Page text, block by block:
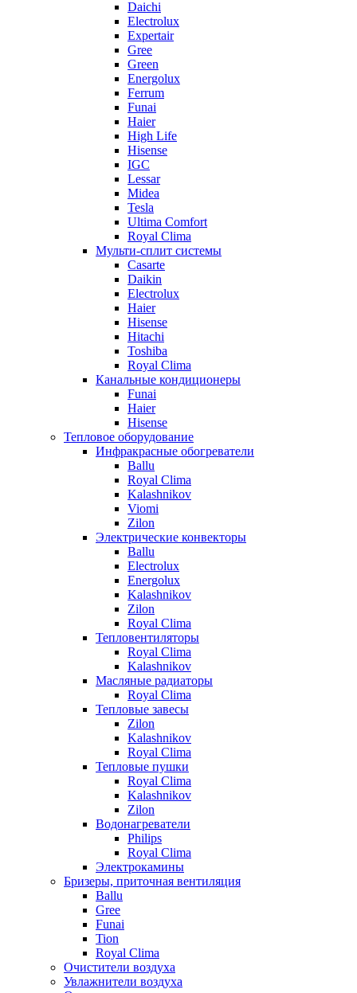
Daichi
Electrolux
Expertair
Gree
Green
Energolux
Ferrum
Funai
Haier
High Life
Hisense
IGC
Lessar
Midea
Tesla
Ultima Comfort
Royal Clima
Мульти-сплит системы
Casarte
Daikin
Electrolux
Haier
Hisense
Hitachi
Toshiba
Royal Clima
Канальные кондиционеры
Funai
Haier
Hisense
Тепловое оборудование
Инфракрасные обогреватели
Ballu
Royal Clima
Kalashnikov
Viomi
Zilon
Электрические конвекторы
Ballu
Electrolux
Energolux
Kalashnikov
Zilon
Royal Clima
Тепловентиляторы
Royal Clima
Kalashnikov
Масляные радиаторы
Royal Clima
Тепловые завесы
Zilon
Kalashnikov
Royal Clima
Тепловые пушки
Royal Clima
Kalashnikov
Zilon
Водонагреватели
Philips
Royal Clima
Электрокамины
Бризеры, приточная вентиляция
Ballu
Gree
Funai
Tion
Royal Clima
Очистители воздуха
Увлажнители воздуха